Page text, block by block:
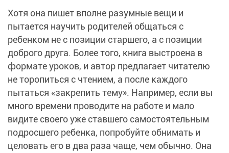
Хотя она пишет вполне разумные вещи и
пытается научить родителей общаться с
ребенком не с позиции старшего, а с позиции
доброго друга. Более того, книга выстроена в
формате уроков, и автор предлагает читателю
не торопиться с чтением, а после каждого
пытаться «закрепить тему». Например, если вы
много времени проводите на работе и мало
видите своего уже ставшего самостоятельным
подросшего ребенка, попробуйте обнимать и
целовать его в два раза чаще, чем обычно. Она